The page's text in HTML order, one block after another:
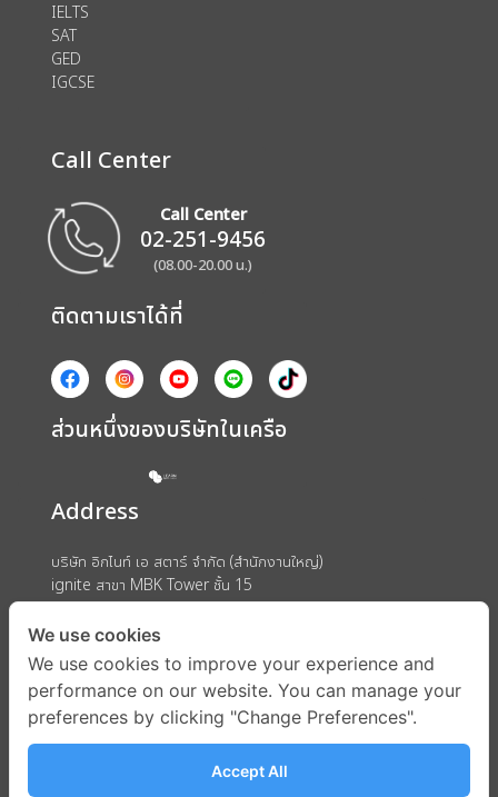
IELTS
SAT
GED
IGCSE
Call Center
Call Center
02-251-9456
(08.00-20.00 น.)
ติดตามเราได้ที่
ส่วนหนึ่งของบริษัทในเครือ
Address
บริษัท อิกไนท์ เอ สตาร์ จำกัด (สำนักงานใหญ่)
ignite สาขา MBK Tower ชั้น 15
ถนนพญาไท แขวงวังใหม่ เขตปทุมวัน กรุงเทพมหานคร 10330
We use cookies
We use cookies to improve your experience and
performance on our website. You can manage your
preferences by clicking "Change Preferences".
Accept All